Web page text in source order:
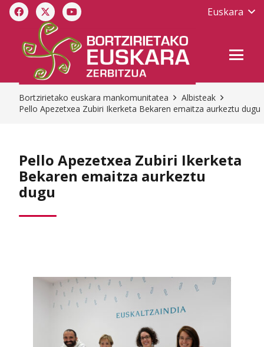
Euskara
Bortzirietako euskara mankomunitatea
Albisteak
Pello Apezetxea Zubiri Ikerketa Bekaren emaitza aurkeztu dugu
Pello Apezetxea Zubiri Ikerketa
Bekaren emaitza aurkeztu
dugu